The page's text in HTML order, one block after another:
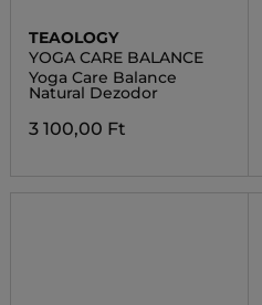
TEAOLOGY
YOGA CARE BALANCE
Yoga Care Balance
Natural Dezodor
3 100,00 Ft